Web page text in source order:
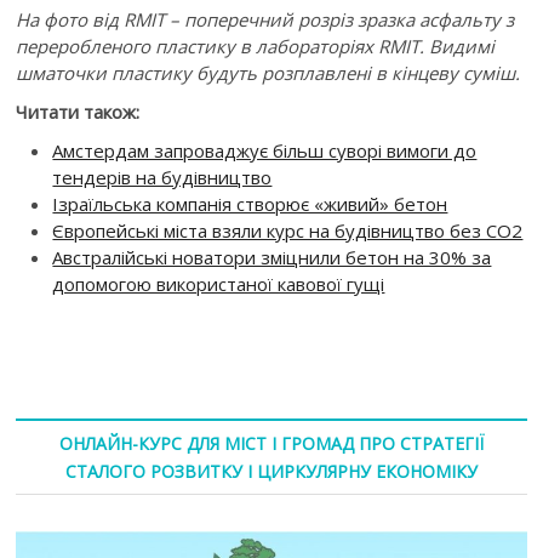
На фото від RMIT – поперечний розріз зразка асфальту з
переробленого пластику в лабораторіях RMIT. Видимі
шматочки пластику будуть розплавлені в кінцеву суміш.
Читати також:
Амстердам запроваджує більш суворі вимоги до
тендерів на будівництво
Ізраїльська компанія створює «живий» бетон
Європейські міста взяли курс на будівництво без СО2
Австралійські новатори зміцнили бетон на 30% за
допомогою використаної кавової гущі
ОНЛАЙН-КУРС ДЛЯ МІСТ І ГРОМАД ПРО СТРАТЕГІЇ
СТАЛОГО РОЗВИТКУ І ЦИРКУЛЯРНУ ЕКОНОМІКУ